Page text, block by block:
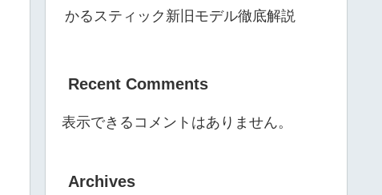
かるスティック新旧モデル徹底解説
Recent Comments
表示できるコメントはありません。
Archives